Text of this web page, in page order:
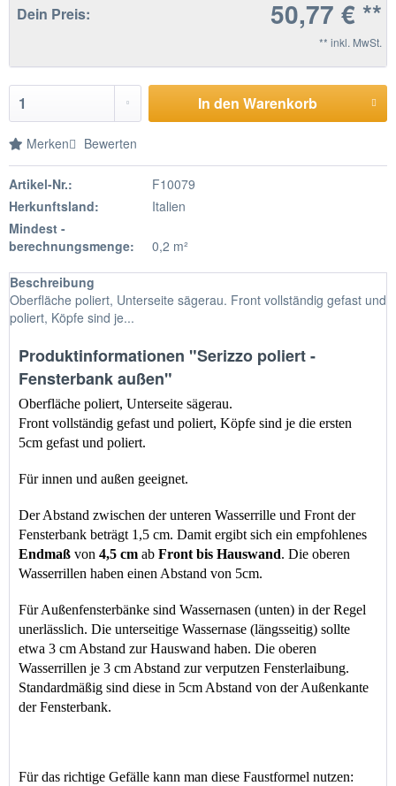
Dein Preis: 50,77 € **
** inkl. MwSt.
In den Warenkorb
Merken Bewerten
Artikel-Nr.:
F10079
Herkunftsland:
Italien
Mindest -
berechnungsmenge:
0,2 m²
Beschreibung
Oberfläche poliert, Unterseite sägerau. Front vollständig gefast und
poliert, Köpfe sind je...
Produktinformationen "Serizzo poliert -
Fensterbank außen"
Oberfläche poliert, Unterseite sägerau.
Front vollständig gefast und poliert, Köpfe sind je die ersten
5cm gefast und poliert.
Für innen und außen geeignet.
Der Abstand zwischen der unteren Wasserrille und Front der
Endmaß von 4,5 cm ab Front bis Hauswand. Die oberen
Wasserrillen haben einen Abstand von 5cm.
Für Außenfensterbänke sind Wassernasen (unten) in der Regel
unerlässlich. Die unterseitige Wassernase (längsseitig) sollte
etwa 3 cm Abstand zur Hauswand haben. Die oberen
Wasserrillen je 3 cm Abstand zur verputzen Fensterlaibung.
Standardmäßig sind diese in 5cm Abstand von der Außenkante
der Fensterbank.
Für das richtige Gefälle kann man diese Faustformel nutzen: